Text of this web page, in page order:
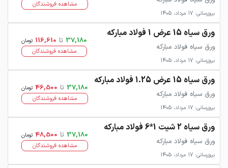
بروزرسانی: 17 مرداد، 1405
مشاهده فروشندگان
ورق سیاه 15 عرض 1 فولاد مبارکه
ورق سیاه فولاد مبارکه
بروزرسانی: 17 مرداد، 1405
37,180 تا 116,610 تومان
مشاهده فروشندگان
ورق سیاه 15 عرض 1.25 فولاد مبارکه
ورق سیاه فولاد مبارکه
بروزرسانی: 17 مرداد، 1405
37,180 تا 46,500 تومان
مشاهده فروشندگان
ورق سیاه 2 شیت 1*6 فولاد مبارکه
ورق سیاه فولاد مبارکه
بروزرسانی: 17 مرداد، 1405
37,180 تا 48,500 تومان
مشاهده فروشندگان